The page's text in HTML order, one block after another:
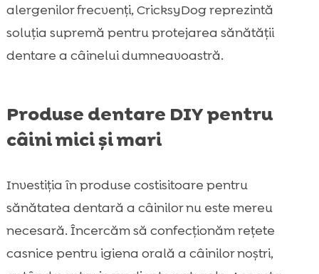
alergenilor frecvenți, CricksyDog reprezintă
soluția supremă pentru protejarea sănătății
dentare a câinelui dumneavoastră.
Produse dentare DIY pentru
câini mici și mari
Investiția în produse costisitoare pentru
sănătatea dentară a câinilor nu este mereu
necesară. Încercăm să confecționăm rețete
casnice pentru igiena orală a câinilor noștri,